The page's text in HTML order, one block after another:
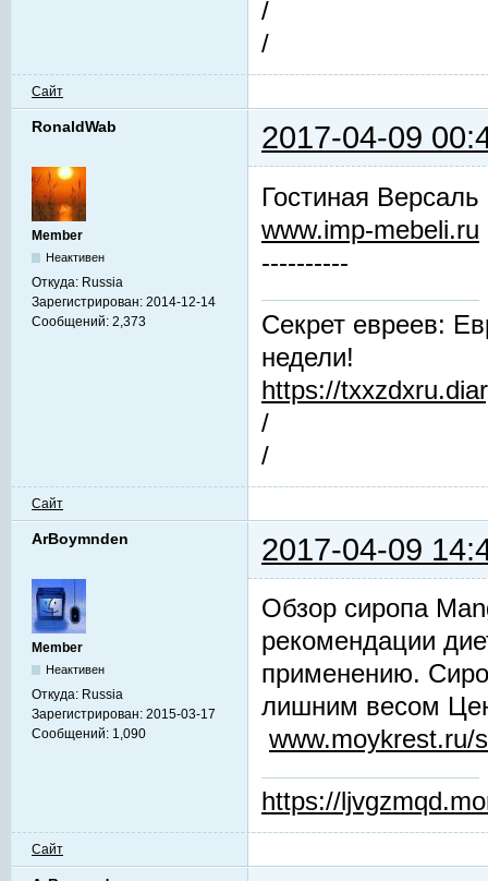
/
/
Сайт
RonaldWab 2017-04-09
Member
Неактивен
Откуда: Russia
Зарегистрирован: 2014-12-14
Сообщений: 2,373
Гостиная Версаль
www.imp-mebeli.ru
----------
Секрет евреев:
недели!
https://
/
/
Сайт
ArBoymnden 2017-04-09
Member
Неактивен
Откуда: Russia
Зарегистрирован: 2015-03-17
Сообщений: 1,090
Обзор сиропа
рекомендации
применению.
лишним весом
www.moykrest.ru/
https://
Сайт